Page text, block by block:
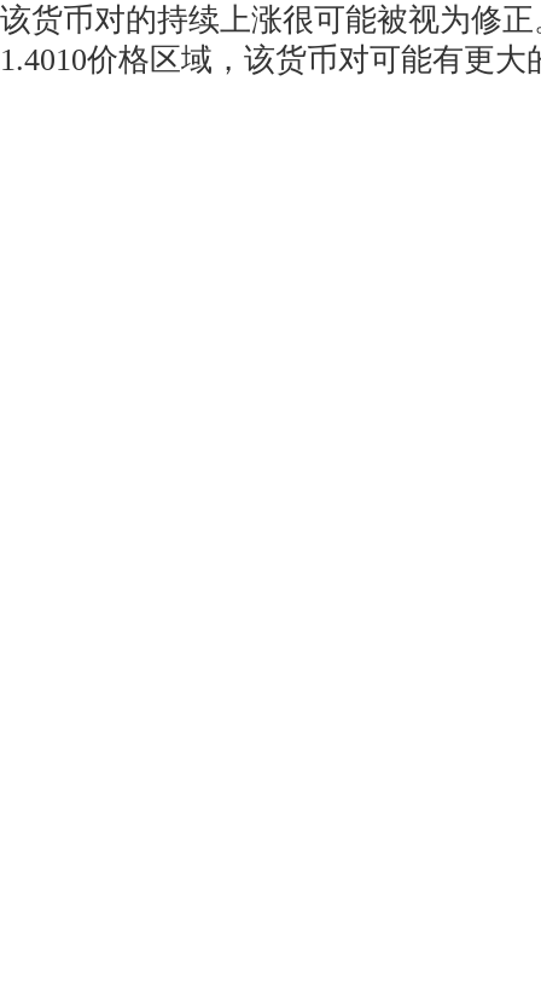
该货币对的持续上涨很可能被视为修
1.4010价格区域，该货币对可能有更大